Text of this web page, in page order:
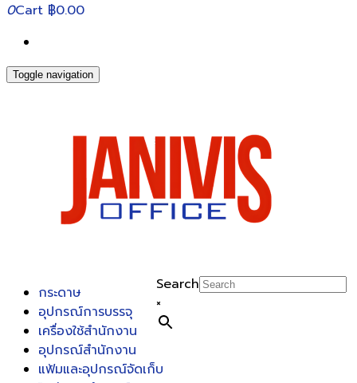
0Cart ฿0.00
Toggle navigation
Search
×
กระดาษ
อุปกรณ์การบรรจุ
เครื่องใช้สำนักงาน
อุปกรณ์สำนักงาน
แฟ้มและอุปกรณ์จัดเก็บ